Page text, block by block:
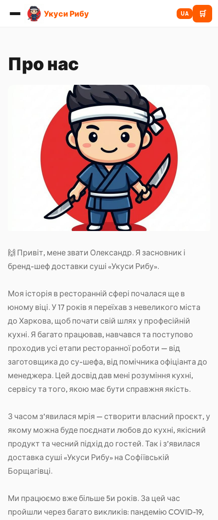
Укуси Рибу UA 🛒
Про нас
🙌 Привіт, мене звати Олександр. Я засновник і
бренд-шеф доставки суші «Укуси Рибу».
Моя історія в ресторанній сфері почалася ще в
юному віці. У 17 років я переїхав з невеликого міста
до Харкова, щоб почати свій шлях у професійній
кухні. Я багато працював, навчався та поступово
проходив усі етапи ресторанної роботи — від
заготовщика до су-шефа, від помічника офіціанта до
менеджера. Цей досвід дав мені розуміння кухні,
сервісу та того, якою має бути справжня якість.
З часом з’явилася мрія — створити власний проєкт, у
якому можна буде поєднати любов до кухні, якісний
продукт та чесний підхід до гостей. Так і з’явилася
доставка суші «Укуси Рибу» на Софіївській
Борщагівці.
Ми працюємо вже більше 5и років. За цей час
пройшли через багато викликів: пандемію COVID-19,